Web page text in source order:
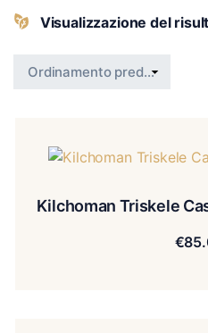
Visualizzazione del
Kilchoman Triskele
€